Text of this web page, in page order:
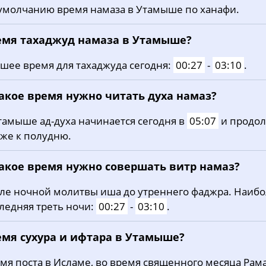
20, Чт 03:29 05:01
11:52
21, Пт
03:31 05:02
22, Сб
03:32 05:03
11:52
25, Вт
26, Ср
03:38 05:08
11:51
27, Чт
03:39 05:09
11:51
28, Пт
03:41 05:10
29, Сб
03:42 05:11
30, Вс
03:44 05:12 11:50
время намаза в Утамыше по ханафи.
тахаджуд намаза в Утамыше?
время для тахаджуда сегодня: 00:27 - 03:10 .
время нужно читать духа намаз?
ад-духа начинается сегодня в 05:07 и
к полудню.
время нужно совершать витр намаз?
ночной молитвы иша до утреннего фаджра.
треть ночи: 00:27 - 03:10 .
сухура и ифтара в Утамыше?
поста в Исламе, во время священного месяца